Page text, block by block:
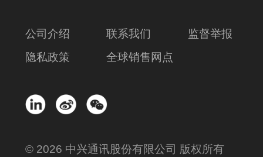
公司介绍 联系我们
监督举报
隐私政策
全球销售网点
© 2026 中兴通讯股份有限公司 版权所有